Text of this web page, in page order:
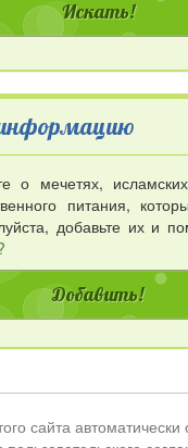
о мечетях,
питания,
добавьте их и
Добавить!
сайта автоматически